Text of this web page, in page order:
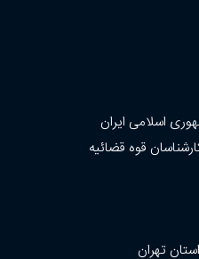
اسلامی ایران
قوه قضائیه
تهران